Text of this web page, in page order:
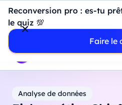
Reconversion pro : es-tu
le quiz 💯
Faire le
Introduction à Power BI :
dashboard de A à Z
- Mardi 11
Professionnels
Étudiants
Analyse de données